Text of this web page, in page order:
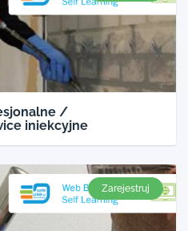
/
iniekcyjne
Zarejestruj